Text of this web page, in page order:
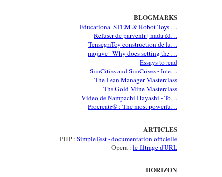
BLOGMARKS
Educational STEM & Robot Toys …
Refuser de parvenir | nada éd…
TensegriToy construction de lu…
mojave - Why does setting the …
Essays to read
SimCities and SimCrises - Inte…
The Lean Manager Masterclass
The Gold Mine Masterclass
Video de Nampachi Hayashi - To…
Procreate® : The most powerfu…
ARTICLES
PHP : SimpleTest - documentation officielle
Opera : le filtrage d'URL
HORIZON